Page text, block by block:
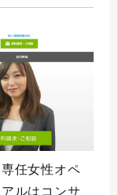
任女性オペ
ルはコンサ